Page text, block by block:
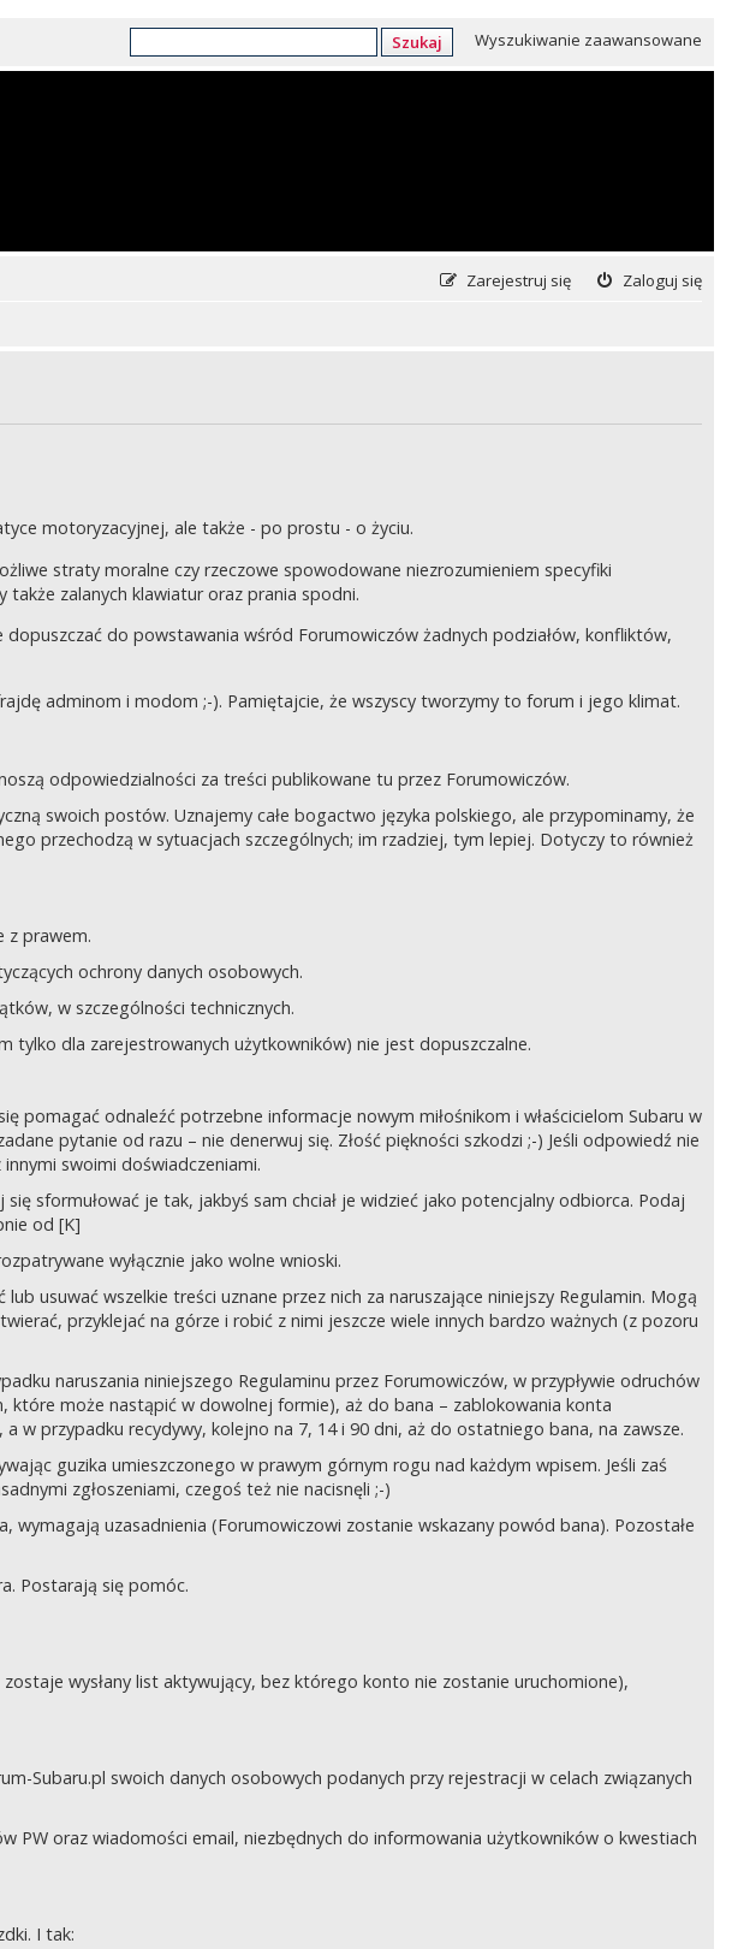
Szukaj Wyszukiwanie zaawansowane
Zaloguj się
Zarejestruj się
motoryzacyjnej, ale także - po prostu - o życiu.
straty moralne czy rzeczowe spowodowane niezrozumieniem specyfiki
zalanych klawiatur oraz prania spodni.
do powstawania wśród Forumowiczów żadnych podziałów, konfliktów,
adminom i modom ;-). Pamiętajcie, że wszyscy tworzymy to forum i jego klimat.
odpowiedzialności za treści publikowane tu przez Forumowiczów.
swoich postów. Uznajemy całe bogactwo języka polskiego, ale przypominamy, że
przechodzą w sytuacjach szczególnych; im rzadziej, tym lepiej. Dotyczy to również
z prawem.
ochrony danych osobowych.
w szczególności technicznych.
tylko dla zarejestrowanych użytkowników) nie jest dopuszczalne.
pomagać odnaleźć potrzebne informacje nowym miłośnikom i właścicielom Subaru w
pytanie od razu – nie denerwuj się. Złość piękności szkodzi ;-) Jeśli odpowiedź nie
swoimi doświadczeniami.
sformułować je tak, jakbyś sam chciał je widzieć jako potencjalny odbiorca. Podaj
od [K]
wyłącznie jako wolne wnioski.
usuwać wszelkie treści uznane przez nich za naruszające niniejszy Regulamin. Mogą
przyklejać na górze i robić z nimi jeszcze wiele innych bardzo ważnych (z pozoru
naruszania niniejszego Regulaminu przez Forumowiczów, w przypływie odruchów
które może nastąpić w dowolnej formie), aż do bana – zablokowania konta
w przypadku recydywy, kolejno na 7, 14 i 90 dni, aż do ostatniego bana, na zawsze.
guzika umieszczonego w prawym górnym rogu nad każdym wpisem. Jeśli zaś
zgłoszeniami, czegoś też nie nacisnęli ;-)
uzasadnienia (Forumowiczowi zostanie wskazany powód bana). Pozostałe
Postarają się pomóc.
wysłany list aktywujący, bez którego konto nie zostanie uruchomione),
Subaru.pl swoich danych osobowych podanych przy rejestracji w celach związanych
oraz wiadomości email, niezbędnych do informowania użytkowników o kwestiach
I tak: